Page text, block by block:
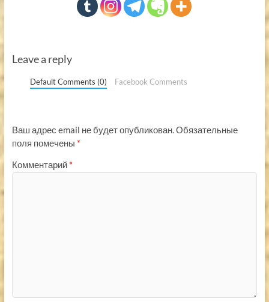
Leave a reply
Default Comments (0) Facebook Comments
Ваш адрес email не будет опубликован.Обязательные
поля помечены *
Комментарий *